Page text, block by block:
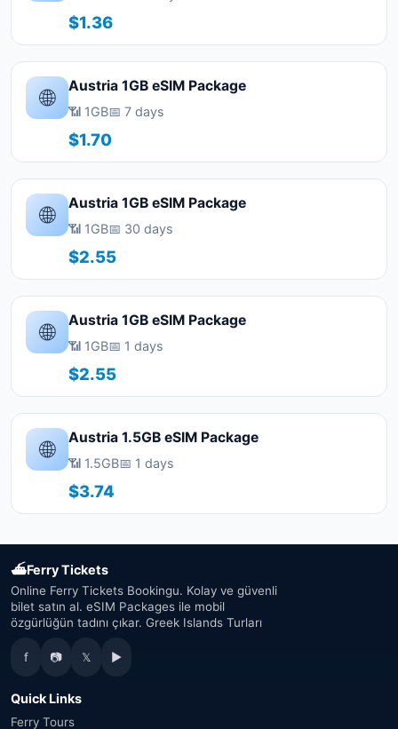
$1.36
🌐 Austria 1GB eSIM Package
📶 1GB📅 7 days
$1.70
🌐 Austria 1GB eSIM Package
📶 1GB📅 30 days
$2.55
🌐 Austria 1GB eSIM Package
📶 1GB📅 1 days
$2.55
🌐 Austria 1.5GB eSIM Package
📶 1.5GB📅 1 days
$3.74
⛴Ferry Tickets
Online Ferry Tickets Bookingu. Kolay ve güvenli
bilet satın al. eSIM Packages ile mobil
özgürlüğün tadını çıkar. Greek Islands Turları
f 📷 𝕏 ▶
Quick Links
Ferry Tours